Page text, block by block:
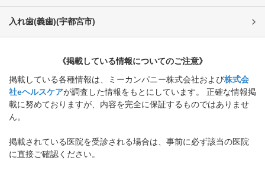
入れ歯(義歯)(宇都宮市)
《掲載している情報についてのご注意》
掲載している各種情報は、ミーカンパニー株式会社および株式会
社eヘルスケアが調査した情報をもとにしています。 正確な情報掲
載に努めておりますが、内容を完全に保証するものではありませ
ん。
掲載されている医院を受診される場合は、事前に必ず該当の医院
に直接ご確認ください。